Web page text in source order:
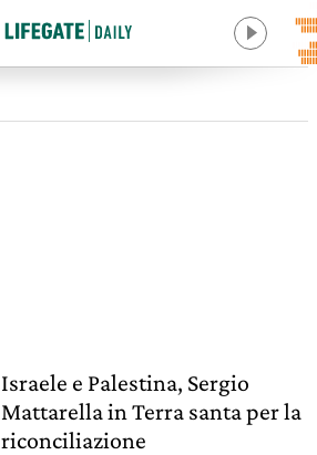
Israele e Palestina, Sergio
Mattarella in Terra santa per la
riconciliazione